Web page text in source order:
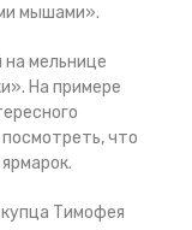
мышами».
мельнице
На примере
что
Тимофея